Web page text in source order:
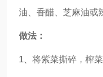
油、香醋、芝麻油或
做法：
1、将紫菜撕碎，榨